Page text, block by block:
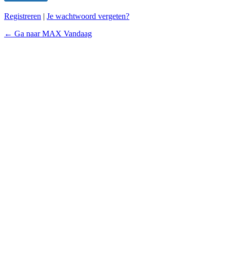
Registreren | Je wachtwoord vergeten?
← Ga naar MAX Vandaag